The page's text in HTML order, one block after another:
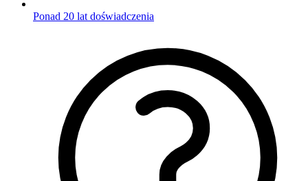
Ponad 20 lat doświadczenia